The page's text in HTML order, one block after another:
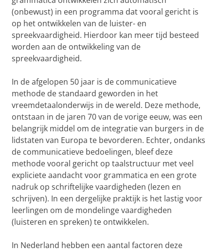
(onbewust) in een programma dat vooral gericht is
op het ontwikkelen van de luister- en
spreekvaardigheid. Hierdoor kan meer tijd besteed
worden aan de ontwikkeling van de
spreekvaardigheid.
In de afgelopen 50 jaar is de communicatieve
methode de standaard geworden in het
vreemdetaalonderwijs in de wereld. Deze methode,
ontstaan in de jaren 70 van de vorige eeuw, was een
belangrijk middel om de integratie van burgers in de
lidstaten van Europa te bevorderen. Echter, ondanks
de communicatieve bedoelingen, bleef deze
methode vooral gericht op taalstructuur met veel
expliciete aandacht voor grammatica en een grote
nadruk op schriftelijke vaardigheden (lezen en
schrijven). In een dergelijke praktijk is het lastig voor
leerlingen om de mondelinge vaardigheden
(luisteren en spreken) te ontwikkelen.
In Nederland hebben een aantal factoren deze